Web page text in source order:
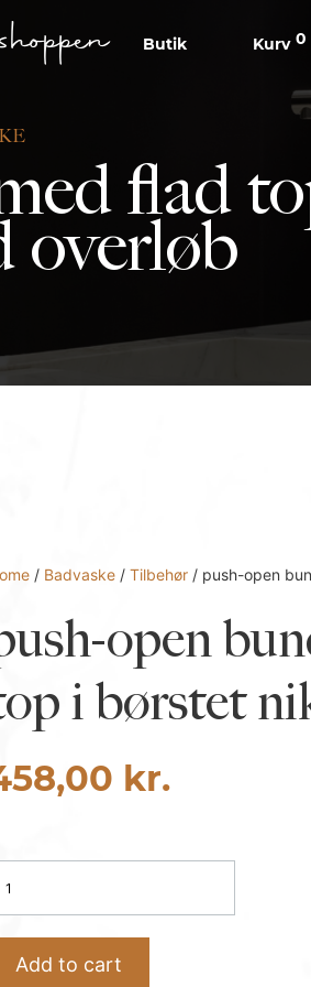
Butik Kurv 0
flad
overløb
/ Badvaske / Tilbehør / push-open
open
i børstet
kr.
Add to cart